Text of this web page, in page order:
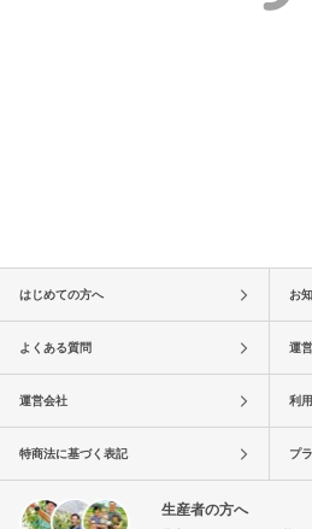
はじめての方へ お
よくある質問 運
運営会社 利
特商法に基づく表記 プ
生産者の方へ